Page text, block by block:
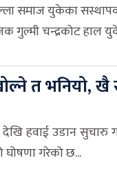
समाज युकेका
चन्द्रकोट हाल युके
त भनियो, खै
हवाई उडान सुचारु
घोषणा गरेको छ...